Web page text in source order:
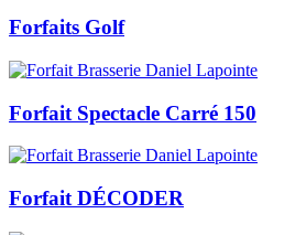
Forfaits Golf
Forfait Spectacle Carré 150
Forfait DÉCODER